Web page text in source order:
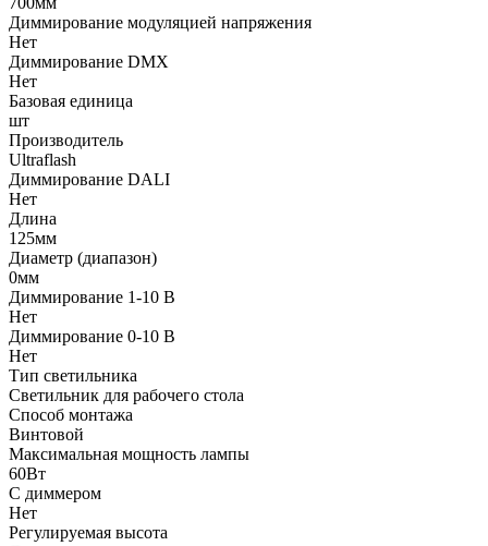
Диммирование модуляцией напряжения
Нет
Диммирование DMX
Нет
Базовая единица
шт
Производитель
Ultraflash
Диммирование DALI
Нет
Длина
125мм
Диаметр (диапазон)
0мм
Диммирование 1-10 В
Нет
Диммирование 0-10 В
Нет
Тип светильника
Светильник для рабочего стола
Способ монтажа
Винтовой
Максимальная мощность лампы
60Вт
С диммером
Нет
Регулируемая высота